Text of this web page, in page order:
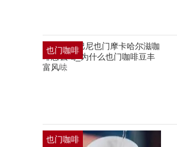
也门咖啡
豆
也门咖啡